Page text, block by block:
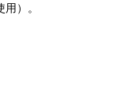
）。